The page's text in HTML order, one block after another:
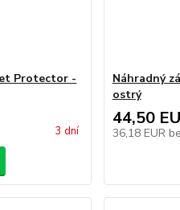
Protector -
3 dní
Náhradný
ostrý
44,50
36,18 EUR